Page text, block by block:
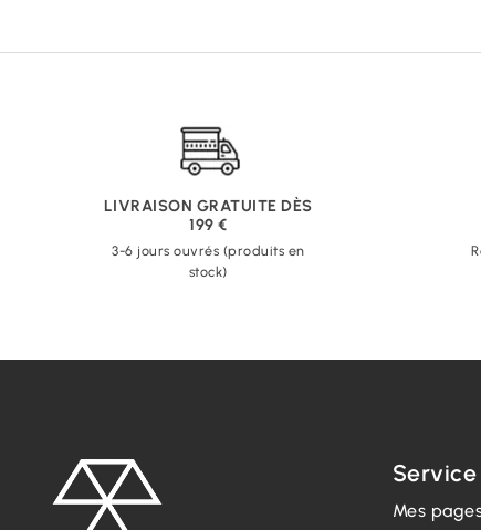
LIVRAISON GRATUITE DÈS
199 €
3-6 jours ouvrés (produits en
stock)
Mes